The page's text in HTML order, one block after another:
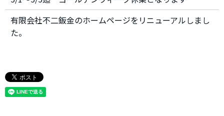
有限会社不二鈑金のホームページをリニューアルしまし
た。